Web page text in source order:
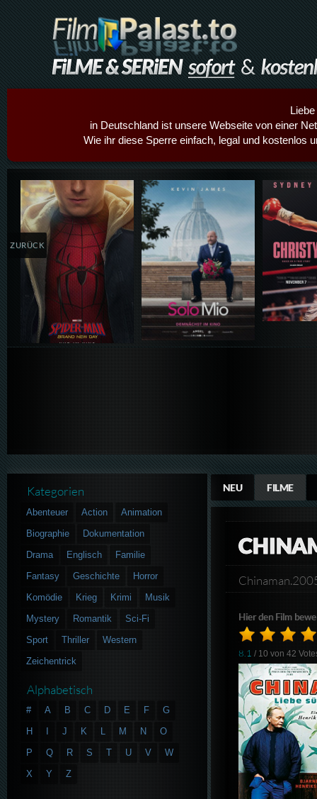
in Deutschland ist unsere Webseite von einer
Wie ihr diese Sperre einfach, legal und kostenlos
Details,Play Details,Play
ZURÜCK
NEU FILME
Hier den Film
8.1 / 10 von42
Kategorien
Abenteuer Action
Animation
Biographie
Dokumentation
Drama
Englisch
Familie
Fantasy
Geschichte
Horror
Komödie
Krieg Krimi
Musik
Mystery
Romantik
Sci-Fi
Sport
Thriller
Western
Zeichentrick
Alphabetisch
# A B C D E F
G
H
J K L M N
O
P
Q R S T U V
W
X
Y Z